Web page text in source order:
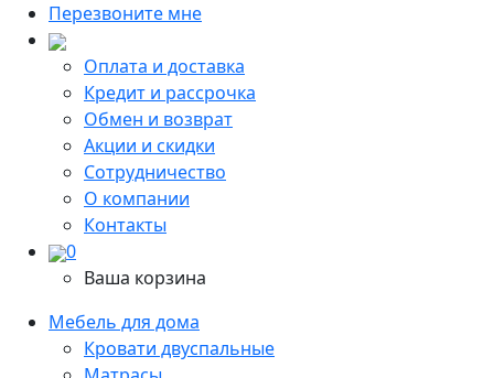
Перезвоните мне
Оплата и доставка
Кредит и рассрочка
Обмен и возврат
Акции и скидки
Сотрудничество
О компании
Контакты
0
Ваша корзина
Мебель для дома
Кровати двуспальные